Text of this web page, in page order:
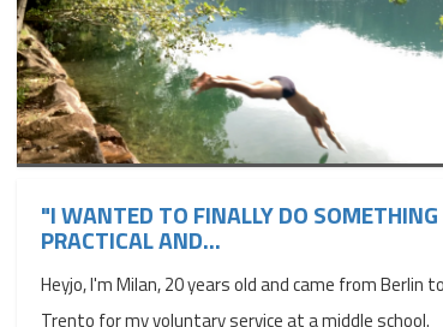
"I WANTED TO FINALLY DO SOMETHING
PRACTICAL AND...
Heyjo, I'm Milan, 20 years old and came from Berlin to
Trento for my voluntary service at a middle school.